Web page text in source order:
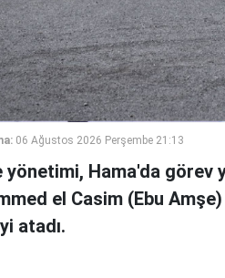
06 Ağustos 2026 Perşembe 21:13
yönetimi, Hama'da görev
el Casim (Ebu
atadı.